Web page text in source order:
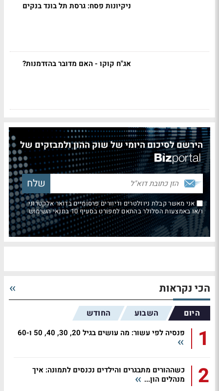
ניקיונות פסח: גרסת תל בונד בנקים
אג"ח קוקו - האם מדובר בהזדמנות?
הירשם לסיכום היומי של שוק ההון ולמבזקים של
אני מאשר קבלת ניוזלטרים ודיוורים פרסומיים בדואר אלקטרוני
ו/או באמצעות הסלולר בהתאם למפורט בסעיף 10 בתנאי השימוש
הכי נקראות
היום השבוע החודש
1 פנסיה לפי עשור: מה עושים בגיל 20, 30, 40, 50 ו-60
2
כשההורים מתבגרים והילדים נכנסים לתמונה: איך
מנהלים הון...